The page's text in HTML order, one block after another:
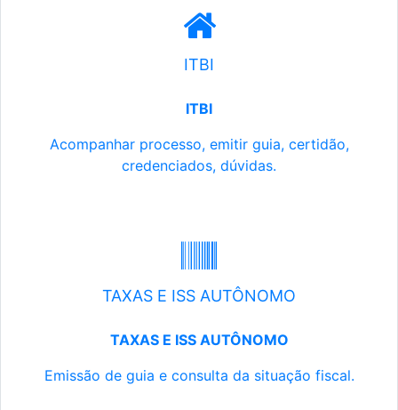
ITBI
ITBI
Acompanhar processo, emitir guia, certidão,
credenciados, dúvidas.
TAXAS E ISS AUTÔNOMO
TAXAS E ISS AUTÔNOMO
Emissão de guia e consulta da situação fiscal.